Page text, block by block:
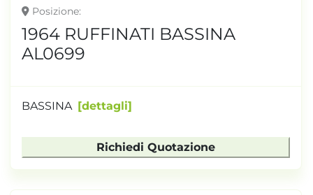
Posizione
1964 RUFFINATI BASSINA
AL0699
BASSINA dettagli
Richiedi Quotazione